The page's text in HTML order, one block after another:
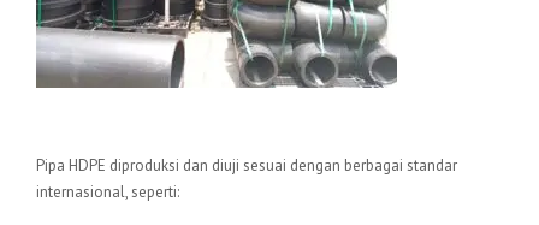
Pipa HDPE diproduksi dan diuji sesuai dengan berbagai standar
internasional, seperti: